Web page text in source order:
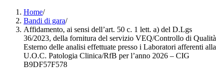
Home/
Bandi di gara/
Affidamento, ai sensi dell’art. 50 c. 1 lett. a) del D.Lgs
36/2023, della fornitura del servizio VEQ/Controllo di Qualità
Esterno delle analisi effettuate presso i Laboratori afferenti alla
U.O.C. Patologia Clinica/RfB per l’anno 2026 – CIG
B9DF57F578